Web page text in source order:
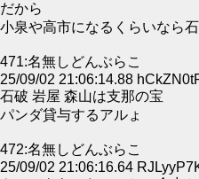
だから
小泉や高市になるくらいなら
471:名無しどんぶらこ
25/09/02 21:06:14.88
石破 岩屋 森山は支那の宝
パンダ貸与するアルょ
472:名無しどんぶらこ
25/09/02 21:06:16.64